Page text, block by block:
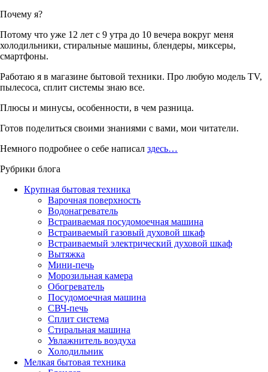
Почему я?
Потому что уже 12 лет с 9 утра до 10 вечера вокруг меня
холодильники, стиральные машины, блендеры, миксеры,
смартфоны.
Работаю я в магазине бытовой техники. Про любую модель TV,
пылесоса, сплит системы знаю все.
Плюсы и минусы, особенности, в чем разница.
Готов поделиться своими знаниями с вами, мои читатели.
Немного подробнее о себе написал здесь…
Рубрики блога
Крупная бытовая техника
Варочная поверхность
Водонагреватель
Встраиваемая посудомоечная машина
Встраиваемый газовый духовой шкаф
Встраиваемый электрический духовой шкаф
Вытяжка
Мини-печь
Морозильная камера
Обогреватель
Посудомоечная машина
СВЧ-печь
Сплит система
Стиральная машина
Увлажнитель воздуха
Холодильник
Мелкая бытовая техника